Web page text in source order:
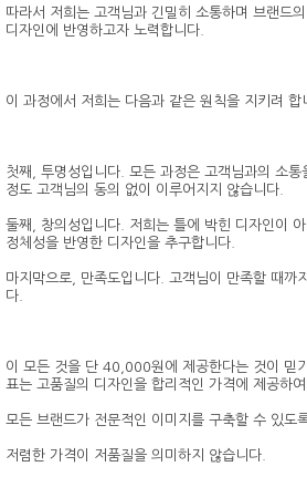
따라서 저희는 고객님과 긴밀히 소통하며 브랜드
디자인에 반영하고자 노력합니다.
이 과정에서 저희는 다음과 같은 원칙을 지키려 합
첫째, 투명성입니다. 모든 과정은 고객님과의 소
정도 고객님의 동의 없이 이루어지지 않습니다.
둘째, 창의성입니다. 저희는 틀에 박힌 디자인이
정체성을 반영한 디자인을 추구합니다.
마지막으로, 만족도입니다. 고객님이 만족할 때까
다.
이 모든 것을 단 40,000원에 제공한다는 것이 믿
표는 고품질의 디자인을 합리적인 가격에 제공하여,
모든 브랜드가 전문적인 이미지를 구축할 수 있도
저렴한 가격이 저품질을 의미하지 않습니다.